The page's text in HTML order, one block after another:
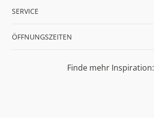
SERVICE
ÖFFNUNGSZEITEN
Finde mehr Inspiration: